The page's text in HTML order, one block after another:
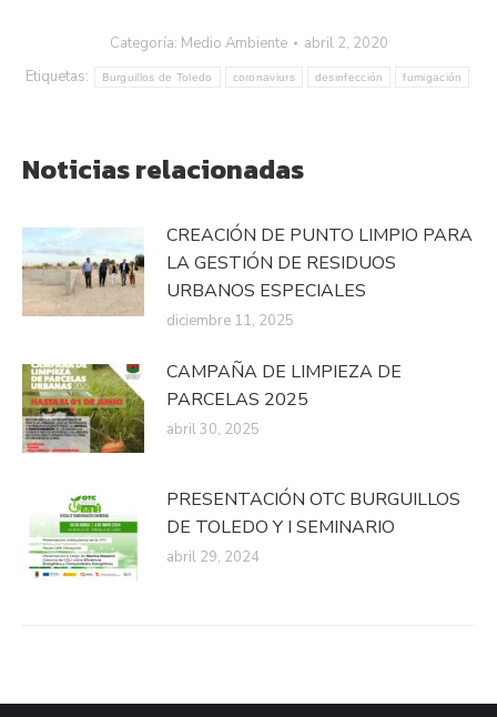
Categoría: Medio Ambiente
abril 2, 2020
Etiquetas:
Burguillos de Toledo coronaviurs desinfección fumigación
Noticias relacionadas
CREACIÓN DE PUNTO LIMPIO PARA
LA GESTIÓN DE RESIDUOS
URBANOS ESPECIALES
diciembre 11, 2025
CAMPAÑA DE LIMPIEZA DE
PARCELAS 2025
abril 30, 2025
PRESENTACIÓN OTC BURGUILLOS
DE TOLEDO Y I SEMINARIO
abril 29, 2024